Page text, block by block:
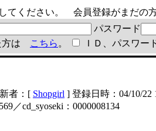
してください。 会員登録がまだ
パスワード
方は
こちら 。 ＩＤ、パスワー
者：[ Shopgirl ] 登録日時：04/10/22
／cd_syoseki：0000008134